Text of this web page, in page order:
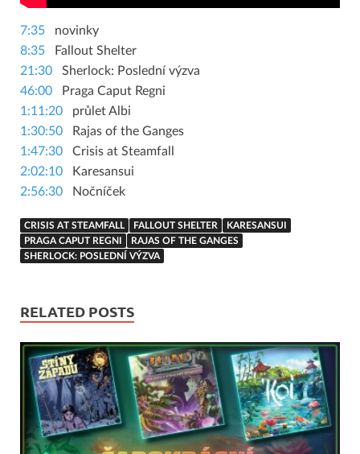
7:35 novinky
8:35 Fallout Shelter
21:30 Sherlock: Poslední výzva
46:00 Praga Caput Regni
1:11:20 průlet Albi
1:30:50 Rajas of the Ganges
1:47:30 Crisis at Steamfall
2:02:10 Karesansui
2:56:30 Nočníček
CRISIS AT STEAMFALL FALLOUT SHELTER
KARESANSUI
PRAGA CAPUT REGNI
RAJAS OF THE GANGES
SHERLOCK: POSLEDNÍ VÝZVA
RELATED POSTS